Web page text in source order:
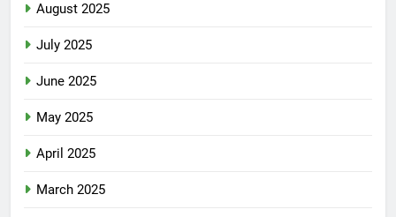
August 2025
July 2025
June 2025
May 2025
April 2025
March 2025